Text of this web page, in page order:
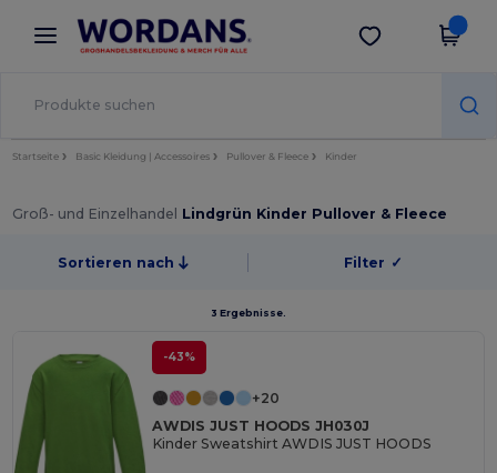
× Wordans App
Bessere Preise in der App!
App holen
Startseite Basic Kleidung | Accessoires Pullover & Fleece Kinder
Groß- und Einzelhandel Lindgrün Kinder Pullover & Fleece
Sortieren nach Filter ✓
3 Ergebnisse.
-43%
+20
AWDIS JUST HOODS JH030J
Kinder Sweatshirt AWDIS JUST HOODS